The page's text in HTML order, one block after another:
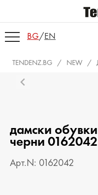
BG/EN
TENDENZ.BG NEW
дамски
черни 0162042
Арт.N: 0162042